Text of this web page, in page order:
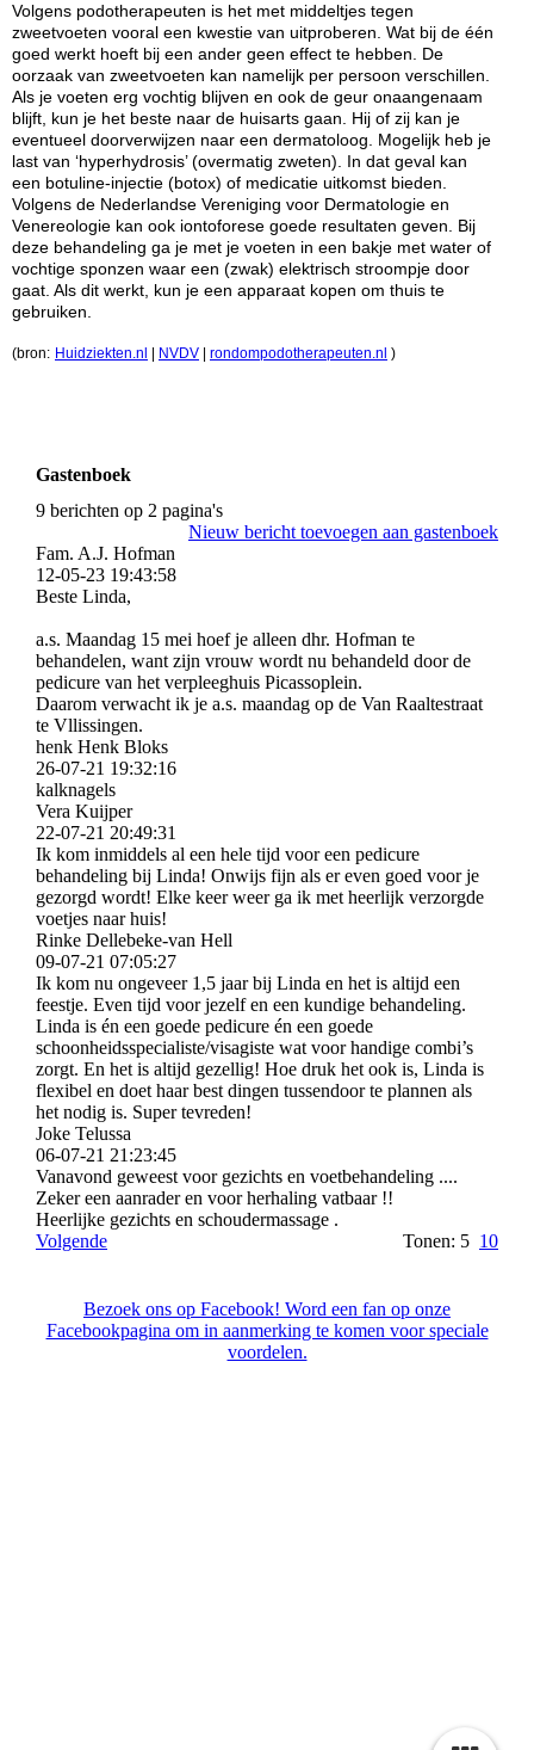
Volgens podotherapeuten is het met middeltjes tegen
zweetvoeten vooral een kwestie van uitproberen. Wat bij de één
goed werkt hoeft bij een ander geen effect te hebben. De
oorzaak van zweetvoeten kan namelijk per persoon verschillen.
Als je voeten erg vochtig blijven en ook de geur onaangenaam
blijft, kun je het beste naar de huisarts gaan. Hij of zij kan je
eventueel doorverwijzen naar een dermatoloog. Mogelijk heb je
last van ‘hyperhydrosis’ (overmatig zweten). In dat geval kan
een botuline-injectie (botox) of medicatie uitkomst bieden.
Volgens de Nederlandse Vereniging voor Dermatologie en
Venereologie kan ook iontoforese goede resultaten geven. Bij
deze behandeling ga je met je voeten in een bakje met water of
vochtige sponzen waar een (zwak) elektrisch stroompje door
gaat. Als dit werkt, kun je een apparaat kopen om thuis te
gebruiken.
(bron: Huidziekten.nl NVDV rondompodotherapeuten.nl )
Gastenboek
9 berichten op 2 pagina's
Nieuw bericht toevoegen aan gastenboek
Fam. A.J. Hofman
12-05-23 19:43:58
Beste Linda,
a.s. Maandag 15 mei hoef je alleen dhr. Hofman te
behandelen, want zijn vrouw wordt nu behandeld door de
pedicure van het verpleeghuis Picassoplein.
Daarom verwacht ik je a.s. maandag op de Van Raaltestraat
te Vllissingen.
henk Henk Bloks
26-07-21 19:32:16
kalknagels
Vera Kuijper
22-07-21 20:49:31
Ik kom inmiddels al een hele tijd voor een pedicure
behandeling bij Linda! Onwijs fijn als er even goed voor je
gezorgd wordt! Elke keer weer ga ik met heerlijk verzorgde
voetjes naar huis!
Rinke Dellebeke-van Hell
09-07-21 07:05:27
Ik kom nu ongeveer 1,5 jaar bij Linda en het is altijd een
feestje. Even tijd voor jezelf en een kundige behandeling.
Linda is én een goede pedicure én een goede
schoonheidsspecialiste/­visagiste wat voor handige combi’s
zorgt. En het is altijd gezellig! Hoe druk het ook is, Linda is
flexibel en doet haar best dingen tussendoor te plannen als
het nodig is. Super tevreden!
Joke Telussa
06-07-21 21:23:45
Vanavond geweest voor gezichts en voetbehandeling ....
Zeker een aanrader en voor herhaling vatbaar !!
Heerlijke gezichts en schoudermassage .
Volgende
Tonen: 5 10
Bezoek ons op Facebook! Word een fan op onze
Facebookpagina om in aanmerking te komen voor speciale
voordelen.